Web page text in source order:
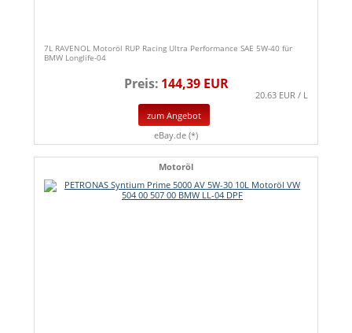
7L RAVENOL Motoröl RUP Racing Ultra Performance SAE 5W-40 für
BMW Longlife-04
Preis: 144,39 EUR
20.63 EUR / L
zum Angebot
eBay.de (*)
Motoröl